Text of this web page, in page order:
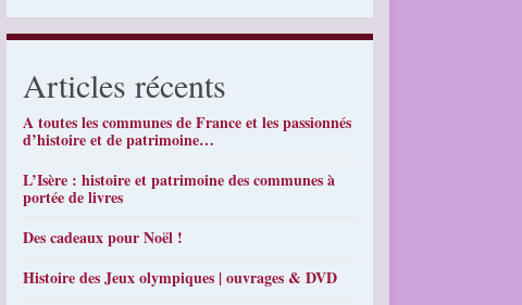
Articles récents
A toutes les communes de France et les passionnés
d’histoire et de patrimoine…
L’Isère : histoire et patrimoine des communes à
portée de livres
Des cadeaux pour Noël !
Histoire des Jeux olympiques | ouvrages & DVD